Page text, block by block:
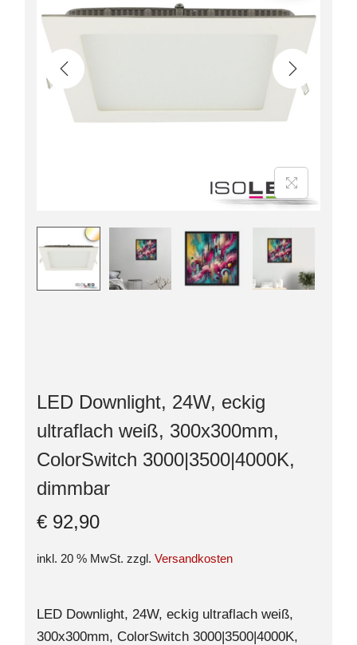
LED Downlight, 24W, eckig
ultraflach weiß, 300x300mm,
ColorSwitch 3000|3500|4000K,
dimmbar
€ 92,90
inkl. 20 % MwSt. zzgl. Versandkosten
LED Downlight, 24W, eckig ultraflach weiß,
300x300mm, ColorSwitch 3000|3500|4000K,